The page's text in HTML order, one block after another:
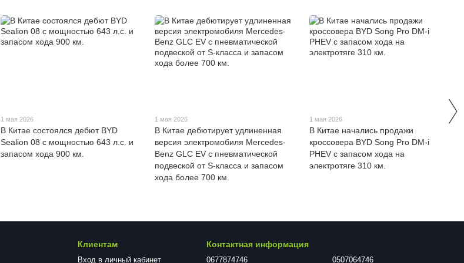
1 мая 2026
В Китае состоялся дебют BYD
Sealion 08 с мощностью 643 л.с. и
запасом хода 900 км.
1 мая 2026
В Китае дебютирует удлиненная
версия электромобиля Mercedes-
Benz GLC EV с пневматической
подвеской от S-класса и запасом
хода более 700 км.
1 мая 2026
В Китае начались продажи
кроссовера BYD Song Pro DM-i
PHEV с запасом хода на
электротяге 310 км.
Клиентам
Вход в личный кабинет
Контактная информация
0677874746 0507064746